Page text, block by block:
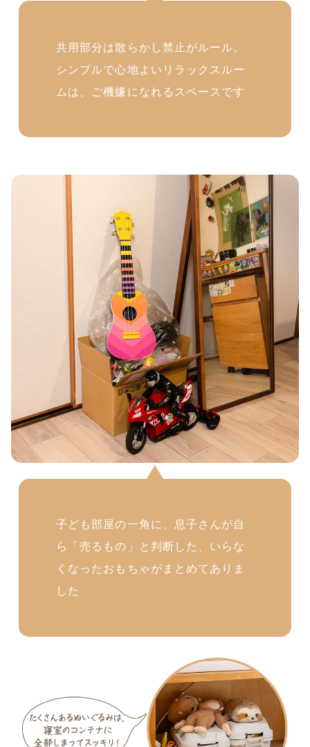
共用部分は散らかし禁止がルール。
シンプルで心地よいリラックスルー
ムは、ご機嫌になれるスペースです
子ども部屋の一角に、息子さんが自
ら「売るもの」と判断した、いらな
くなったおもちゃがまとめてありま
した